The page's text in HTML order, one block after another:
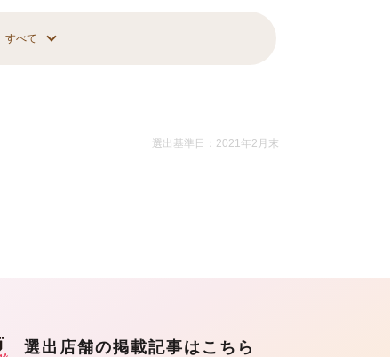
すべて
選出基準日：2021年2月末
選出店舗の掲載記事はこちら